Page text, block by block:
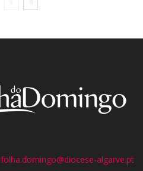
folha.domingo@diocese-algarve.pt